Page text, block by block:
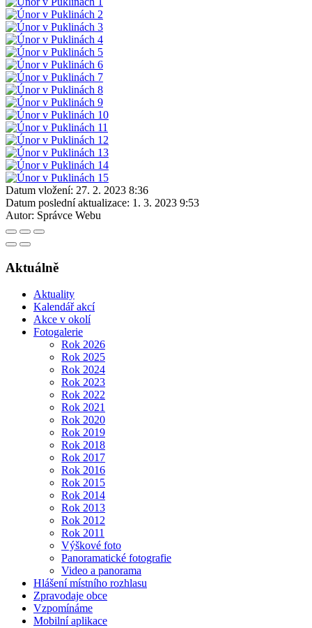
Datum vložení: 27. 2. 2023 8:36
Datum poslední aktualizace: 1. 3. 2023 9:53
Autor: Správce Webu
Aktuálně
Aktuality
Kalendář akcí
Akce v okolí
Fotogalerie
Rok 2026
Rok 2025
Rok 2024
Rok 2023
Rok 2022
Rok 2021
Rok 2020
Rok 2019
Rok 2018
Rok 2017
Rok 2016
Rok 2015
Rok 2014
Rok 2013
Rok 2012
Rok 2011
Výškové foto
Panoramatické fotografie
Video a panorama
Hlášení místního rozhlasu
Zpravodaje obce
Vzpomínáme
Mobilní aplikace